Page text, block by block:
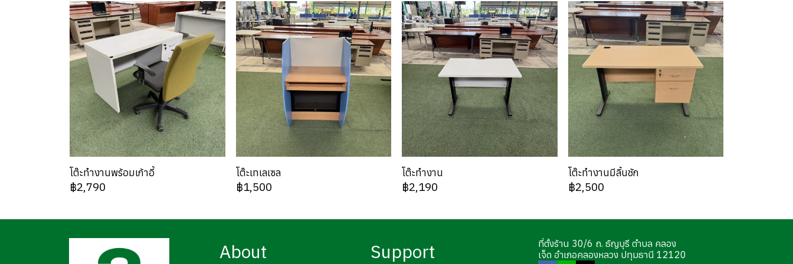
โต๊ะทำงานพร้อมเก้าอี้
฿2,790
โต๊ะเทเลเซล
฿1,500
โต๊ะทำงาน
฿2,190
โต๊ะทำงานมีลิ้นชัก
฿2,500
About Support
ที่ตั้งร้าน 30/6 ถ. ธัญบุรี ตำบล คลอง
เจ็ด อำเภอคลองหลวง ปทุมธานี 12120